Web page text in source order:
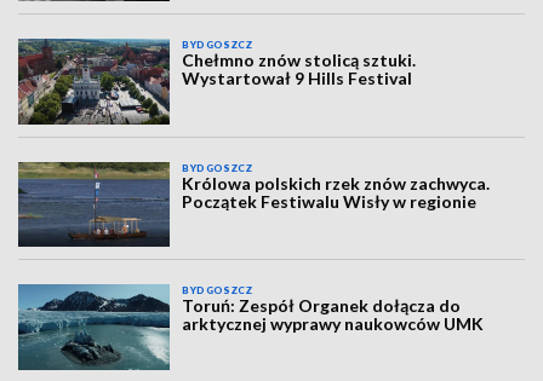
BYDGOSZCZ
Chełmno znów stolicą sztuki.
Wystartował 9 Hills Festival
BYDGOSZCZ
Królowa polskich rzek znów zachwyca.
Początek Festiwalu Wisły w regionie
BYDGOSZCZ
Toruń: Zespół Organek dołącza do
arktycznej wyprawy naukowców UMK